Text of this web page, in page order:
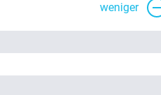
weniger